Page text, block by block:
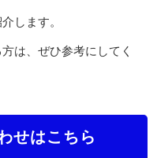
します。
は、ぜひ参考にしてく
せはこちら